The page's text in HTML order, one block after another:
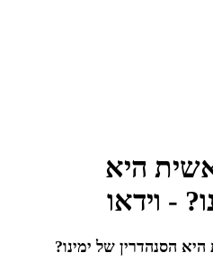
היא
- וידאו
הסנהדרין של ימינו?